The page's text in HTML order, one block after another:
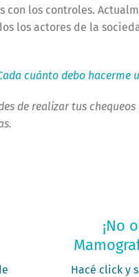
los controles.
los actores de la
cuánto debo hacerme
de realizar tus
¡No
Hacé click y